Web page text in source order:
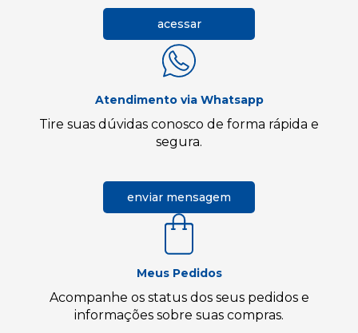
acessar
Atendimento via Whatsapp
Tire suas dúvidas conosco de forma rápida e
segura.
enviar mensagem
Meus Pedidos
Acompanhe os status dos seus pedidos e
informações sobre suas compras.